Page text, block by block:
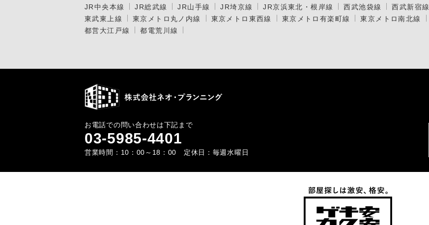
JR中央本線
JR総武線 JR山手線 JR埼京線 JR京浜東北・根岸線 西武池袋線 西武新宿線
東武東上線
東京メトロ丸ノ内線 東京メトロ東西線 東京メトロ有楽町線 東京メトロ南北線
都営大江戸線
都電荒川線
お電話での問い合わせは下記まで
03-5985-4401
営業時間：10：00～18：00 定休日：毎週水曜日